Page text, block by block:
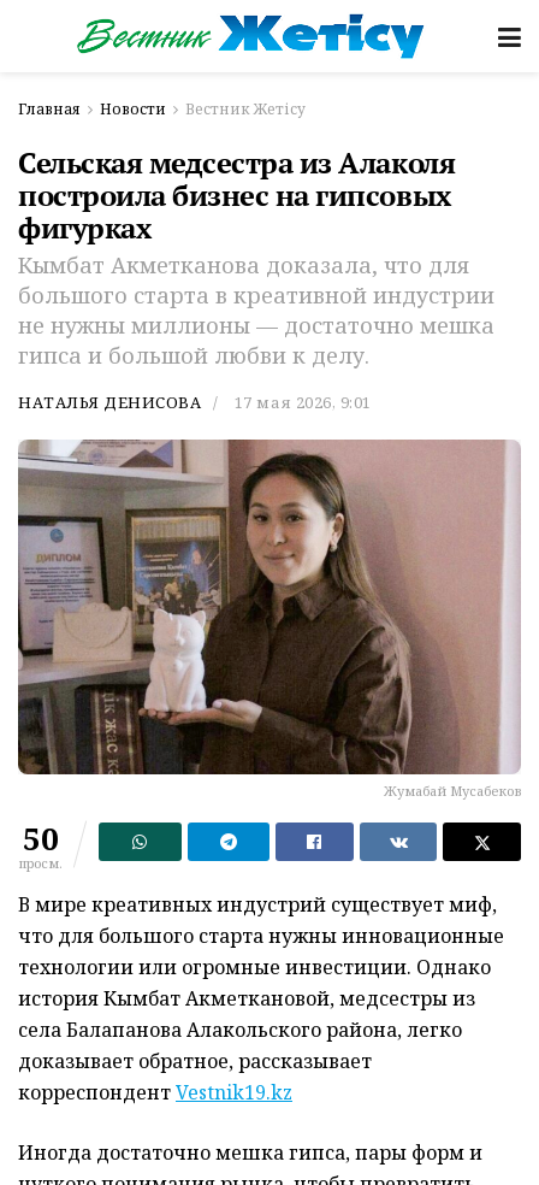
Главная Новости Вестник Жетісу
Сельская медсестра из Алаколя
построила бизнес на гипсовых
фигурках
Кымбат Акметканова доказала, что для
большого старта в креативной индустрии
не нужны миллионы — достаточно мешка
гипса и большой любви к делу.
НАТАЛЬЯ ДЕНИСОВА 17 мая 2026, 9:01
Жумабай Мусабеков
50
просм.
В мире креативных индустрий существует миф,
что для большого старта нужны инновационные
технологии или огромные инвестиции. Однако
история Кымбат Акметкановой, медсестры из
села Балапанова Алакольского района, легко
доказывает обратное, рассказывает
корреспондентVestnik19.kz
Иногда достаточно мешка гипса, пары форм и